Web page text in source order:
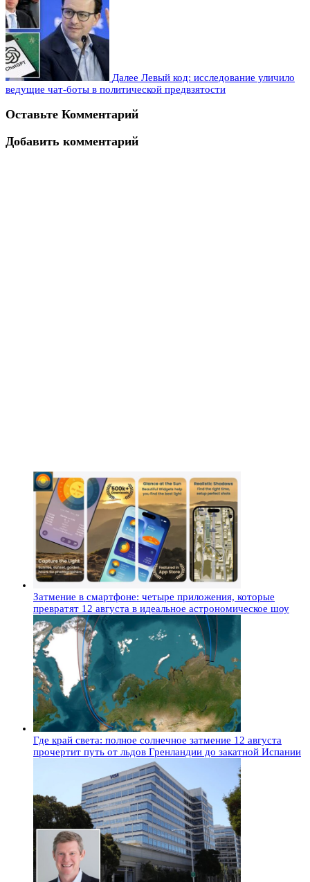
Далее Левый код: исследование уличило
ведущие чат-боты в политической предвзятости
Оставьте Комментарий
Добавить комментарий
Затмение в смартфоне: четыре приложения, которые
превратят 12 августа в идеальное астрономическое шоу
Где край света: полное солнечное затмение 12 августа
прочертит путь от льдов Гренландии до закатной Испании